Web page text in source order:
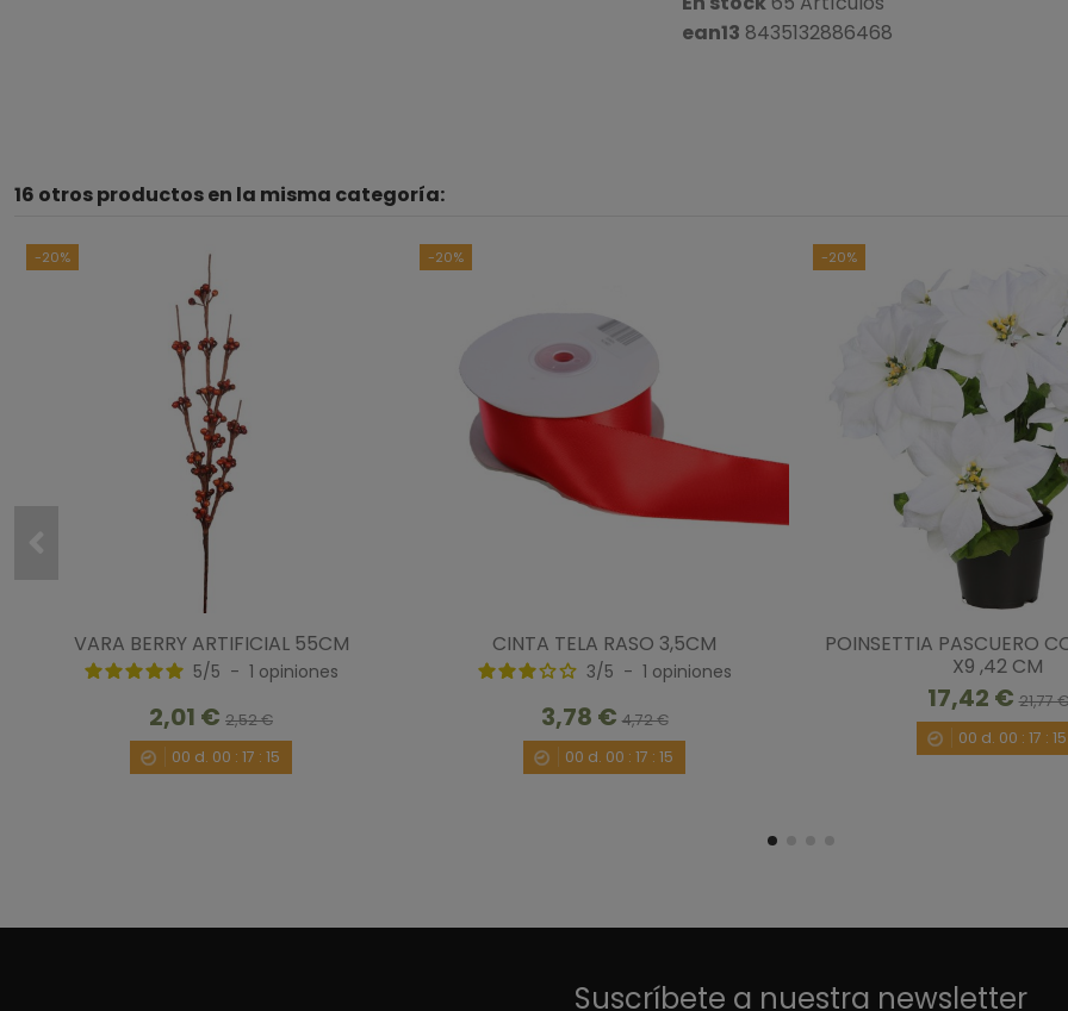
ean13 8435132886468
16 otros productos en la misma categoría:
-20%
VARA BERRY ARTIFICIAL 55CM
5/5 - 1 opiniones
2,01 € 2,52 €
00 d. 00 : 17 : 14
-20%
CINTA TELA RASO 3,5CM
3/5 - 1 opiniones
3,78 €4,72 €
00 d. 00 : 17 : 14
-20%
POINSETTIA PASCUERO
X9 ,42 CM
17,42 €21,77 €
00 d. 00 : 17 : 14
Suscríbete a nuestra newsletter